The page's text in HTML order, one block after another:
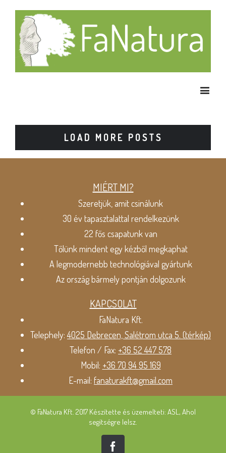
LOAD MORE POSTS
MIÉRT MI?
Szeretjük, amit csinálunk
30 év tapasztalattal rendelkezünk
22 fős csapatunk van
Tőlünk mindent egy kézből megkaphat
A legmodernebb technológiával gyártunk
Az ország bármely pontján dolgozunk
KAPCSOLAT
FaNatura Kft.
Telephely:4025 Debrecen, Salétrom utca 5. (térkép)
Telefon / Fax: +36 52 447 578
Mobil: +36 70 94 95 169
E-mail: fanaturakft@gmail.com
© FaNatura Kft. 2017 Készítette és üzemelteti: ASL, Ahol
segítségre lelsz.